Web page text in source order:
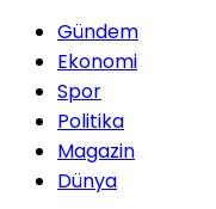
Gündem
Ekonomi
Spor
Politika
Magazin
Dünya